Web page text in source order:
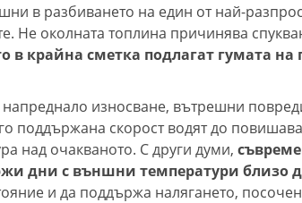
в разбиването на един от най-
Не околната топлина причинява
в крайна сметка подлагат гумата на
износване, вътрешни
поддържана скорост водят до
над очакваното. С други думи,
дни с външни температури близо
и да поддържа налягането,